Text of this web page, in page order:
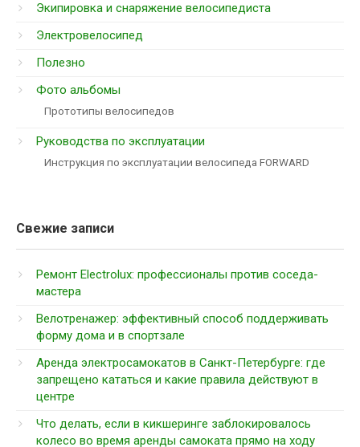
Экипировка и снаряжение велосипедиста
Электровелосипед
Полезно
Фото альбомы
Прототипы велосипедов
Руководства по эксплуатации
Инструкция по эксплуатации велосипеда FORWARD
Свежие записи
Ремонт Electrolux: профессионалы против соседа-
мастера
Велотренажер: эффективный способ поддерживать
форму дома и в спортзале
Аренда электросамокатов в Санкт-Петербурге: где
запрещено кататься и какие правила действуют в
центре
Что делать, если в кикшеринге заблокировалось
колесо во время аренды самоката прямо на ходу